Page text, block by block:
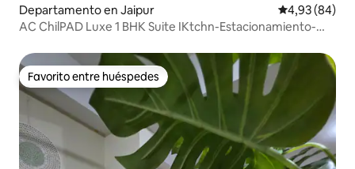
Departamento en Jaipur Calificación
4,93 (84)
AC ChilPAD Luxe 1 BHK Suite IKtchn-Estacionamiento-
Favorito entre huéspedes
Favorito entre huéspedes